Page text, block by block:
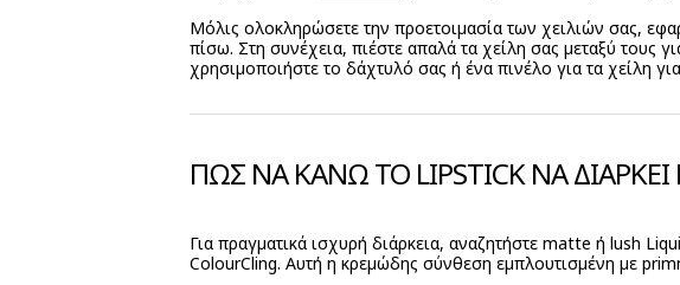
Μόλις ολοκληρώσετε την προετοιμασία των χειλιών σας,
πίσω. Στη συνέχεια, πιέστε απαλά τα χείλη σας μεταξύ τους
χρησιμοποιήστε το δάχτυλό σας ή ένα πινέλο για τα χείλη
ΠΩΣ ΝΑ ΚΑΝΩ ΤΟ LIPSTICK ΝΑ
Για πραγματικά ισχυρή διάρκεια, αναζητήστε matte ή lush
ColourCling. Αυτή η κρεμώδης σύνθεση εμπλουτισμένη με